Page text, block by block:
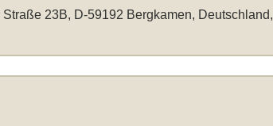
23B, D-59192 Bergkamen, Deutschland,